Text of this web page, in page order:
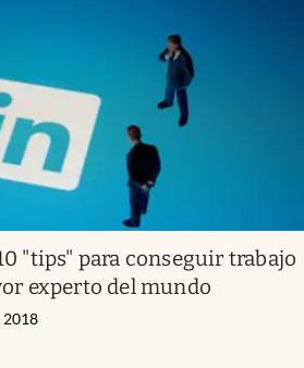
"tips" para conseguir trabajo
experto del mundo
2018